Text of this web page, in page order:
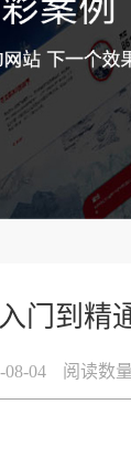
门到精
08-04 阅读数量